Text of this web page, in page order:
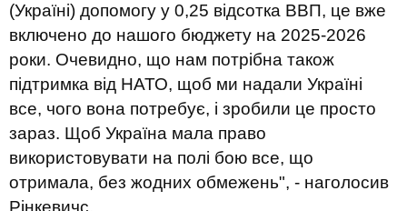
(Україні) допомогу у 0,25 відсотка ВВП, це вже
включено до нашого бюджету на 2025-2026
роки. Очевидно, що нам потрібна також
підтримка від НАТО, щоб ми надали Україні
все, чого вона потребує, і зробили це просто
зараз. Щоб Україна мала право
використовувати на полі бою все, що
отримала, без жодних обмежень", - наголосив
Рінкевичс.